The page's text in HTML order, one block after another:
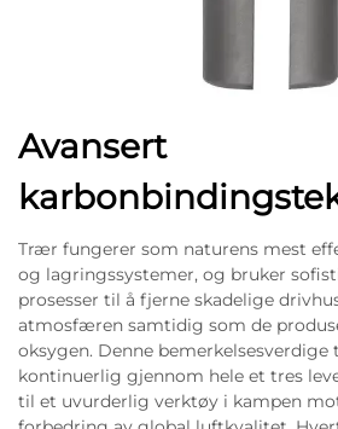
Avansert
Trær fungerer som naturens mest
og lagringssystemer, og bruker
prosesser til å fjerne skadelige
atmosfæren samtidig som de
oksygen. Denne
kontinuerlig gjennom hele et tres
til et uvurderlig verktøy i kampen